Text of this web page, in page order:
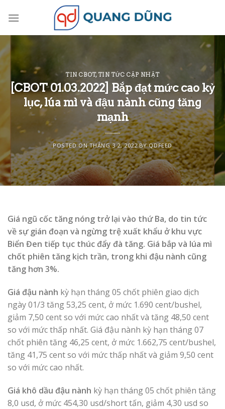
TIN CBOT, TIN TỨC CẬP NHẬT
[CBOT 01.03.2022] Bắp đạt mức cao kỷ
lục, lúa mì và đậu nành cũng tăng
mạnh
POSTED ONTHÁNG 3 2, 2022BYQDFEED
Giá ngũ cốc tăng nóng trở lại vào thứ Ba, do tin tức
về sự gián đoạn và ngừng trệ xuất khẩu ở khu vực
Biển Đen tiếp tục thúc đẩy đà tăng. Giá bắp và lúa mì
chốt phiên tăng kịch trần, trong khi đậu nành cũng
tăng hơn 3%.
Giá đậu nành kỳ hạn tháng 05 chốt phiên giao dịch
ngày 01/3 tăng 53,25 cent, ở mức 1.690 cent/bushel,
giảm 7,50 cent so với mức cao nhất và tăng 48,50 cent
so với mức thấp nhất. Giá đậu nành kỳ hạn tháng 07
chốt phiên tăng 46,25 cent, ở mức 1.662,75 cent/bushel,
tăng 41,75 cent so với mức thấp nhất và giảm 9,50 cent
so với mức cao nhất.
Giá khô dầu đậu nành kỳ hạn tháng 05 chốt phiên tăng
8,0 usd, ở mức 454,30 usd/short tấn, giảm 4,30 usd so